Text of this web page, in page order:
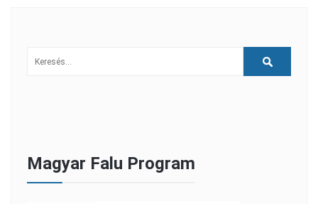
Magyar Falu Program